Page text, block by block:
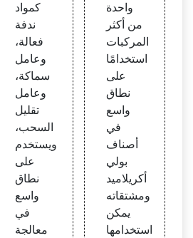
كمواد
ندفة
فعالة،
وعامل
سماكة،
وعامل
تقليل
السحب،
ويستخدم
على
نطاق
واسع
في
معالجة
واحدة
من أكثر
المركبات
استخدامًا
على
نطاق
واسع
في
أصناف
بولي
أكريلاميد
ومشتقاته
يمكن
استخدامها